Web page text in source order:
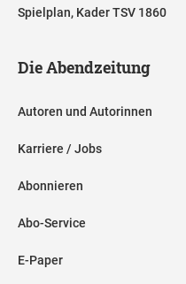
Spielplan, Kader TSV 1860
Die Abendzeitung
Autoren und Autorinnen
Karriere / Jobs
Abonnieren
Abo-Service
E-Paper